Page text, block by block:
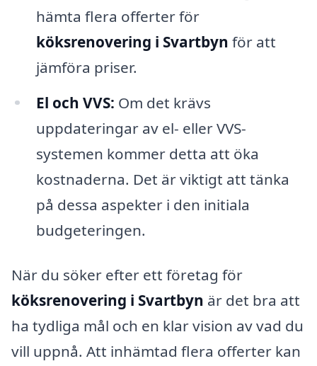
hämta flera offerter för
köksrenovering i Svartbyn för att
jämföra priser.
El och VVS: Om det krävs
uppdateringar av el- eller VVS-
systemen kommer detta att öka
kostnaderna. Det är viktigt att tänka
på dessa aspekter i den initiala
budgeteringen.
När du söker efter ett företag för
köksrenovering i Svartbyn är det bra att
ha tydliga mål och en klar vision av vad du
vill uppnå. Att inhämtad flera offerter kan